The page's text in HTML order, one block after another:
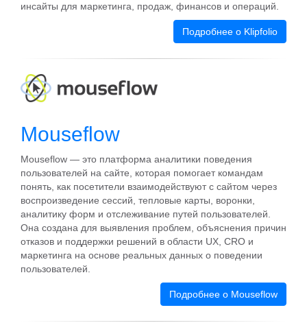
инсайты для маркетинга, продаж, финансов и операций.
Подробнее о Klipfolio
Mouseflow
Mouseflow — это платформа аналитики поведения
пользователей на сайте, которая помогает командам
понять, как посетители взаимодействуют с сайтом через
воспроизведение сессий, тепловые карты, воронки,
аналитику форм и отслеживание путей пользователей.
Она создана для выявления проблем, объяснения причин
отказов и поддержки решений в области UX, CRO и
маркетинга на основе реальных данных о поведении
пользователей.
Подробнее о Mouseflow